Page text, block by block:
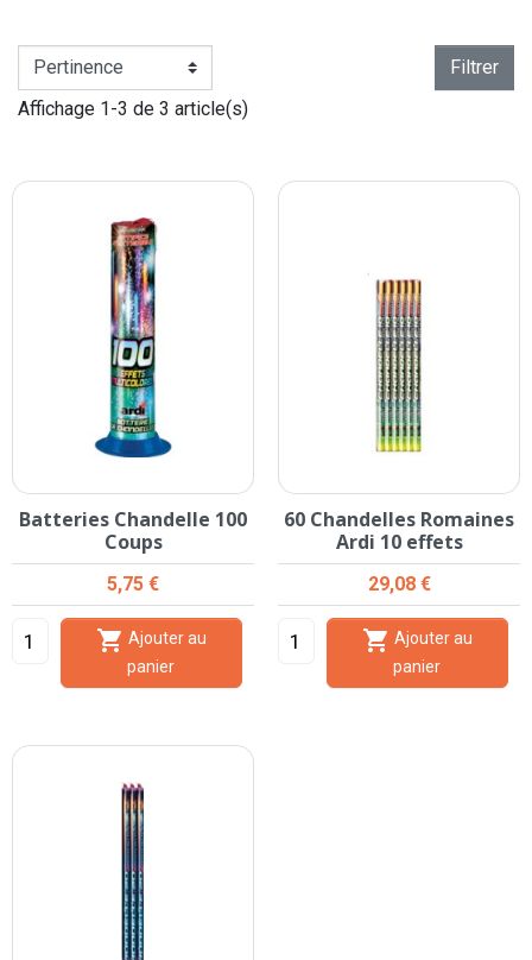
Filtrer
Affichage 1-3 de 3 article(s)
Batteries Chandelle 100
Coups
Prix
5,75 €

panier
60 Chandelles Romaines
Ardi 10 effets
Prix
29,08 €

panier